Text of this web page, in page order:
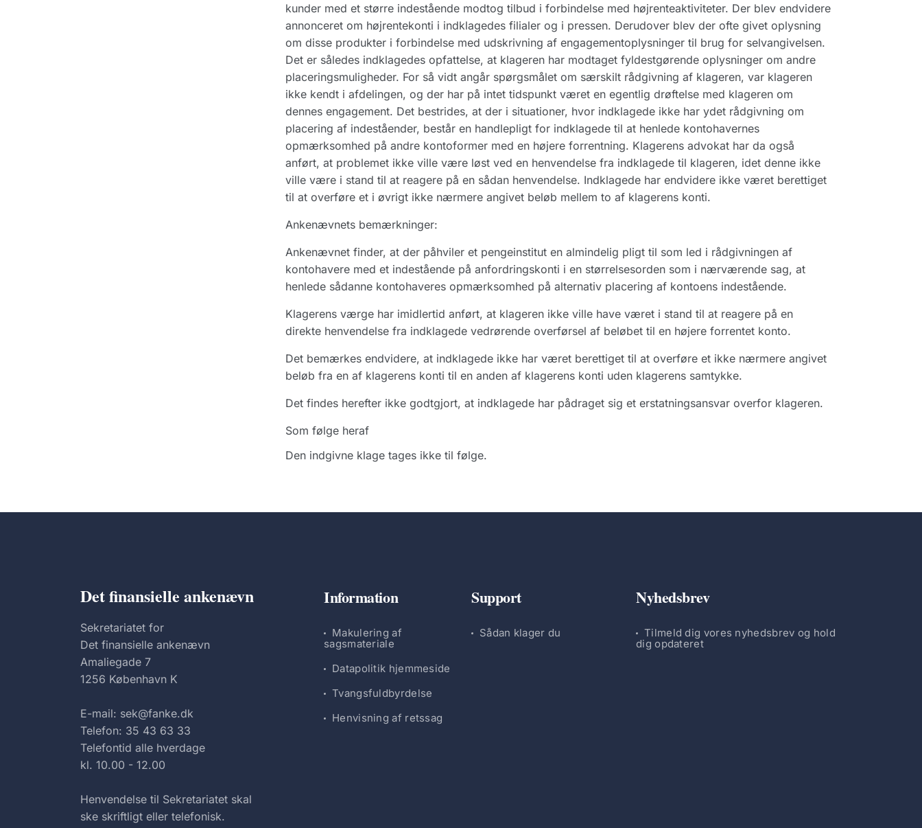
kunder med et større indestående modtog tilbud i forbindelse med højrenteaktiviteter. Der blev endvidere
annonceret om højrentekonti i indklagedes filialer og i pressen. Derudover blev der ofte givet oplysning
om disse produkter i forbindelse med udskrivning af engagementoplysninger til brug for selvangivelsen.
Det er således indklagedes opfattelse, at klageren har modtaget fyldestgørende oplysninger om andre
placeringsmuligheder. For så vidt angår spørgsmålet om særskilt rådgivning af klageren, var klageren
ikke kendt i afdelingen, og der har på intet tidspunkt været en egentlig drøftelse med klageren om
dennes engagement. Det bestrides, at der i situationer, hvor indklagede ikke har ydet rådgivning om
placering af indeståender, består en handlepligt for indklagede til at henlede kontohavernes
opmærksomhed på andre kontoformer med en højere forrentning. Klagerens advokat har da også
anført, at problemet ikke ville være løst ved en henvendelse fra indklagede til klageren, idet denne ikke
ville være i stand til at reagere på en sådan henvendelse. Indklagede har endvidere ikke været berettiget
til at overføre et i øvrigt ikke nærmere angivet beløb mellem to af klagerens konti.
Ankenævnets bemærkninger:
Ankenævnet finder, at der påhviler et pengeinstitut en almindelig pligt til som led i rådgivningen af
kontohavere med et indestående på anfordringskonti i en størrelsesorden som i nærværende sag, at
henlede sådanne kontohaveres opmærksomhed på alternativ placering af kontoens indestående.
Klagerens værge har imidlertid anført, at klageren ikke ville have været i stand til at reagere på en
direkte henvendelse fra indklagede vedrørende overførsel af beløbet til en højere forrentet konto.
Det bemærkes endvidere, at indklagede ikke har været berettiget til at overføre et ikke nærmere angivet
beløb fra en af klagerens konti til en anden af klagerens konti uden klagerens samtykke.
Det findes herefter ikke godtgjort, at indklagede har pådraget sig et erstatningsansvar overfor klageren.
Som følge heraf
Den indgivne klage tages ikke til følge.
Det finansielle ankenævn
Sekretariatet for
Det finansielle ankenævn
Amaliegade 7
1256 København K
E-mail: sek@fanke.dk
Telefon: 35 43 63 33
Telefontid alle hverdage
kl. 10.00 - 12.00
Henvendelse til Sekretariatet skal
ske skriftligt eller telefonisk.
Information
Makulering af
sagsmateriale
Datapolitik hjemmeside
Tvangsfuldbyrdelse
Henvisning af retssag
Support
Sådan klager du
Nyhedsbrev
Tilmeld dig vores nyhedsbrev og hold
dig opdateret